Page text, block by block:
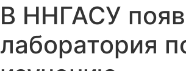
В ННГАСУ
лаборатория